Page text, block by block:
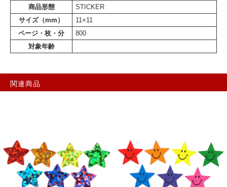
商品形態
STICKER
サイズ（mm）
11×11
ページ・枚・分
800
対象年齢
関連商品